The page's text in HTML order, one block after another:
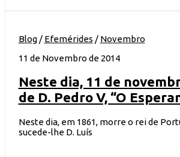
Blog/ Efemérides / Novembro
11 de Novembro de 2014
Neste dia, 11 de
de D. Pedro V, “O
Neste dia, em 1861, morre o rei de
sucede-lhe D. Luís